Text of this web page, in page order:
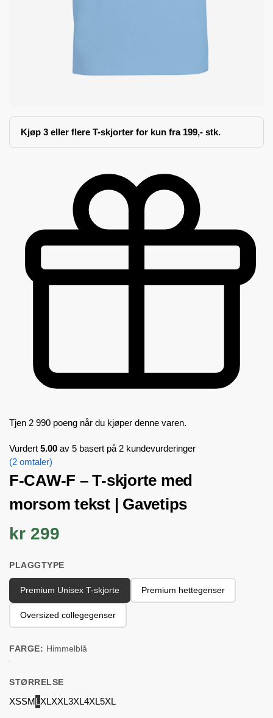
Kjøp 3 eller flere T-skjorter for kun fra 199,- stk.
Tjen 2 990 poeng når du kjøper denne varen.
Vurdert 5.00 av 5 basert på 2 kundevurderinger
(2 omtaler)
F-CAW-F – T-skjorte med
morsom tekst | Gavetips
kr 299
PLAGGTYPE
Premium Unisex T-skjorte Premium hettegenser
Oversized collegegenser
FARGE: Himmelblå
STØRRELSE
XSSMLXLXXL3XL4XL5XL